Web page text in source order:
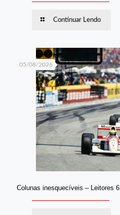
Continuar Lendo
05/08/2026
Colunas inesquecíveis – Leitores 6